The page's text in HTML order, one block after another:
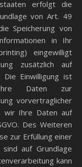
erfolgt die
von Art. 49
Speicherung von
in Ihr
eingewilligt
zusätzlich auf
Einwilligung ist
Daten zur
vorvertraglicher
wir Ihre Daten auf
Des Weiteren
zur Erfüllung einer
auf Grundlage
kann